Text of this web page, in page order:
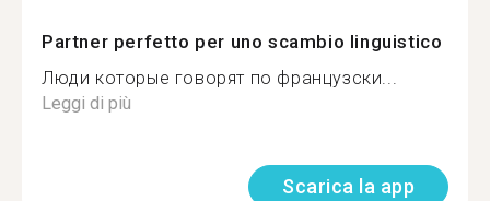
Partner perfetto per uno scambio linguistico
Люди которые говорят по французски...
Leggi di più
Scarica la app